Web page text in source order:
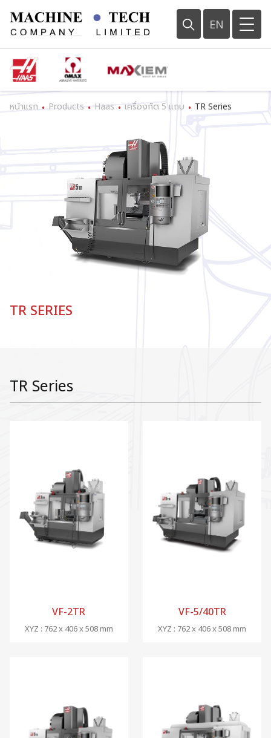
EN
หน้าแรก • Products • Haas • เครื่องกัด 5 แถบ • TR Series
TR SERIES
TR Series
VF-2TR
XYZ : 762 x 406 x 508 mm
VF-5/40TR
XYZ : 762 x 406 x 508 mm